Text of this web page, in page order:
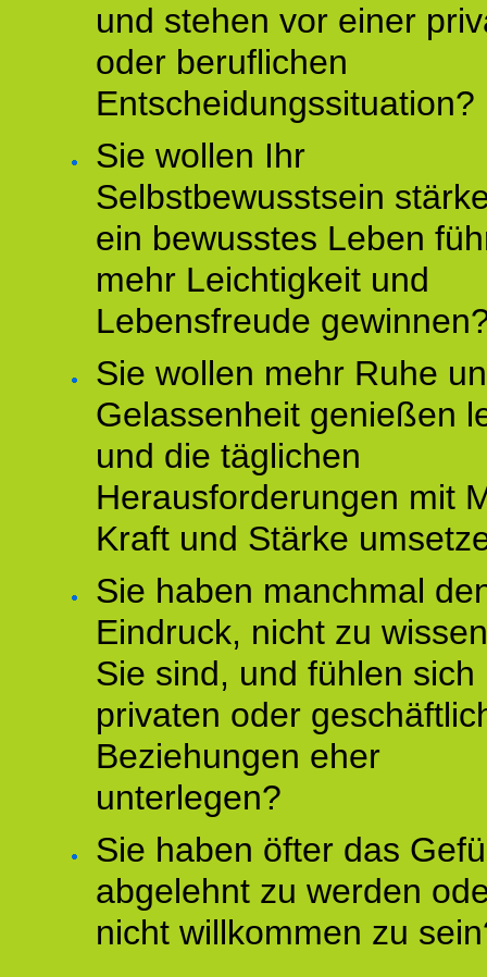
und stehen vor einer
oder beruflichen
Entscheidungssituation?
Sie wollen Ihr
Selbstbewusstsein
ein bewusstes Leben
mehr Leichtigkeit und
Lebensfreude
Sie wollen mehr Ruhe
Gelassenheit genießen
und die täglichen
Herausforderungen mit
Kraft und Stärke
Sie haben manchmal
Eindruck, nicht zu
Sie sind, und fühlen sich
privaten oder
Beziehungen eher
unterlegen?
Sie haben öfter das
abgelehnt zu werden
nicht willkommen zu